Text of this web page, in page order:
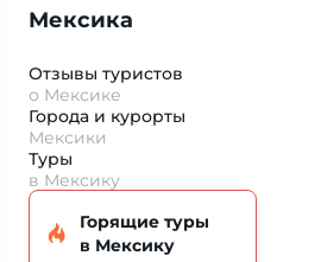
Мексика
Отзывы туристов
о Мексике
Города и курорты
Мексики
Туры
в Мексику
Горящие туры
в Мексику